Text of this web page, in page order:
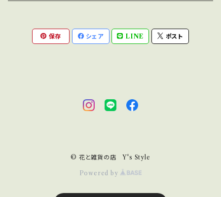
プロポーズ
保存 シェア LINE ポスト
© 花と雑貨の店 Y's Style
Powered by